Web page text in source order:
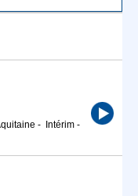
- Intérim -